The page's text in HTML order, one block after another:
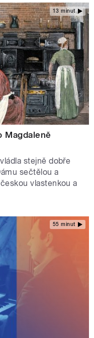
13 minut
Magdaleně
stejně dobře
sečtělou a
vlastenkou a
55 minut